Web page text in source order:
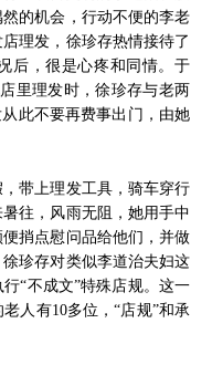
的机会，行动不便的李老
理发，徐珍存热情接待了
后，很是心疼和同情。于
里理发时，徐珍存与老两
此不要再费事出门，由她
带上理发工具，骑车穿行
往，风雨无阻，她用手中
捎点慰问品给他们，并做
珍存对类似李道治夫妇这
“不成文”特殊店规。这一
人有10多位，“店规”和承